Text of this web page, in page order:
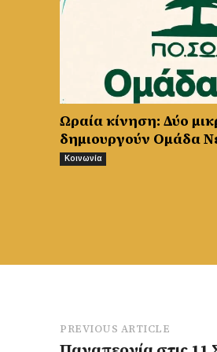
Ωραία κίνηση: Δύο
δημιουργούν Ομάδα
Κοινωνία
PREVIOUS ARTICLE